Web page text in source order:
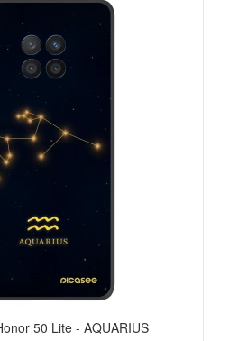
50 Lite - AQUARIUS